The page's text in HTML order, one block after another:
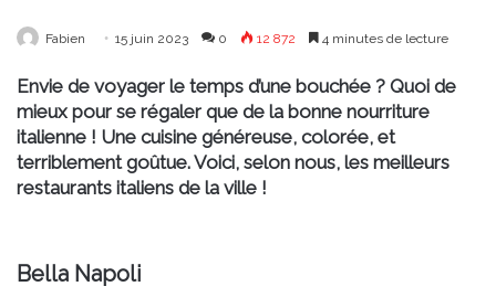
Fabien 15 juin 2023 0 12 872 4 minutes de lecture
Envie de voyager le temps d’une bouchée ? Quoi de
mieux pour se régaler que de la bonne nourriture
italienne ! Une cuisine généreuse, colorée, et
terriblement goûtue. Voici, selon nous, les meilleurs
restaurants italiens de la ville !
Bella Napoli